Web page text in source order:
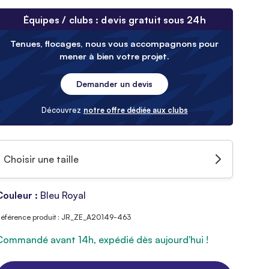
Équipes / clubs : devis gratuit sous 24h
Tenues, flocages, nous vous accompagnons pour
mener à bien votre projet.
Demander un devis
Découvrez notre offre dédiée aux clubs
Choisir une taille
: Bleu Royal
produit : JR_ZE_A20149-463
avant 14h, expédié dès aujourd'hui !